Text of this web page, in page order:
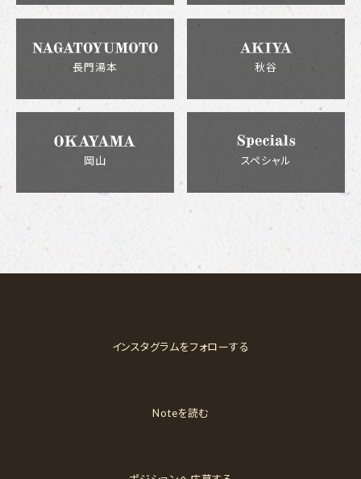
長門湯本 秋谷
岡山 スペシャル
インスタグラムをフォローする
Noteを読む